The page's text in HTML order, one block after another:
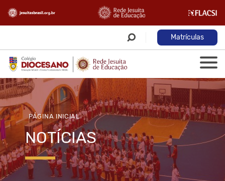
Matrículas
PÁGINA INICIAL
NOTÍCIAS